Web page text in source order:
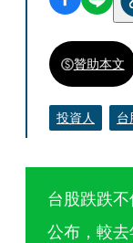
贊助本文
投資人 台
台股跌跌不
公布，較